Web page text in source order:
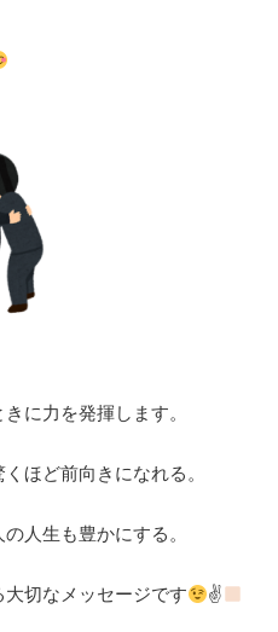
に力を発揮します。
ほど前向きになれる。
人生も豊かにする。
切なメッセージです ✌